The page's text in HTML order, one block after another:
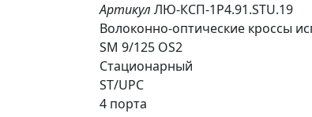
Артикул ЛЮ-КСП-1Р4.91.STU.19
Волоконно-оптические кроссы
SM 9/125 OS2
Стационарный
ST/UPC
4 порта